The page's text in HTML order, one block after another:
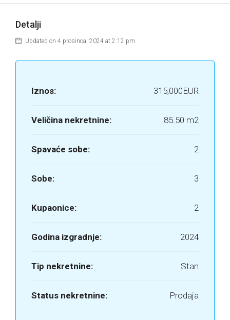
Detalji
Updated on 4 prosinca, 2024 at 2:12 pm
Iznos: 315,000EUR
Veličina nekretnine: 85.50 m2
Spavaće sobe: 2
Sobe: 3
Kupaonice: 2
Godina izgradnje: 2024
Tip nekretnine: Stan
Status nekretnine: Prodaja